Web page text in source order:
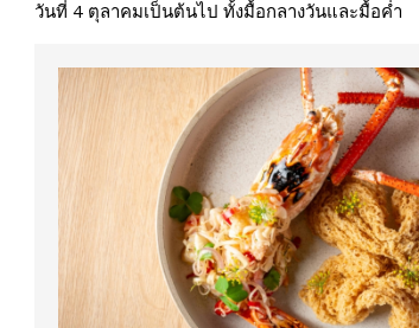
วันที่ 4 ตุลาคมเป็นต้นไป ทั้งมื้อกลางวันและมื้อค่ำ